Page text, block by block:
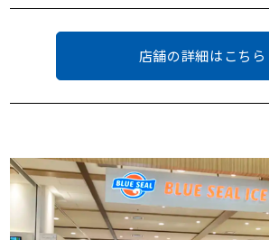
店舗の詳細はこちら